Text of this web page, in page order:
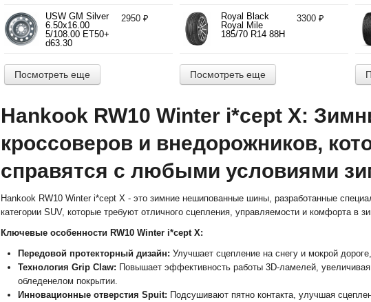
USW GM Silver
6.50x16.00
5/108.00 ET50+
d63.30
2950 ₽
Посмотреть еще
Royal Black
Royal Mile
185/70 R14 88H
3300 ₽
Посмотреть еще
Hankook RW10 Winter i*cept X:
кроссоверов и внедорожников,
справятся с любыми условиями
Hankook RW10 Winter i*cept X - это зимние нешипованные шины, разработанные
категории SUV, которые требуют отличного сцепления, управляемости и комфорта в
Ключевые особенности RW10 Winter i*cept X:
Передовой протекторный дизайн: Улучшает сцепление на снегу и мокрой
Технология Grip Claw: Повышает эффективность работы 3D-ламелей,
обледенелом покрытии.
Инновационные отверстия Spuit: Подсушивают пятно контакта, улучшая